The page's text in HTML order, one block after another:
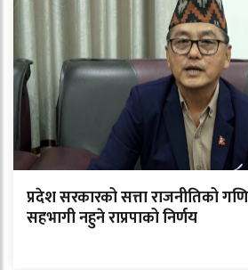
प्रदेश सरकारको सत्ता राजनीतिको
सहभागी नहुने राप्रपाको निर्णय